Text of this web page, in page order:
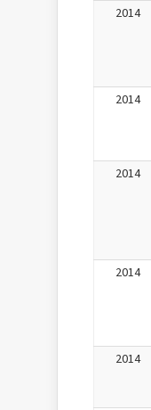
2014
2014
2014
2014
2014